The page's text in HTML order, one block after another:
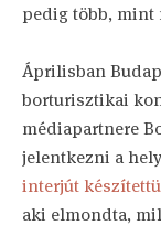
pedig több, mint
Áprilisban
borturisztikai
médiapartnere
jelentkezni a
interjút
aki elmondta,